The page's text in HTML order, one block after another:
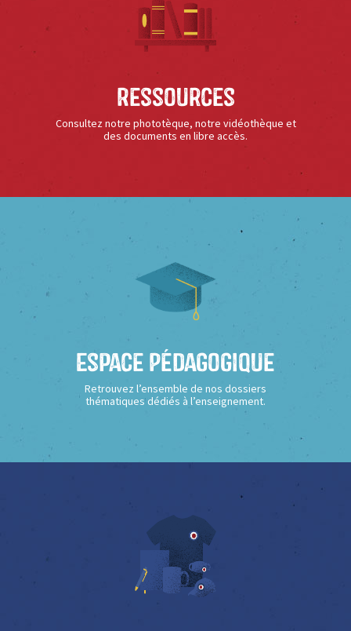
Ressources
Consultez notre phototèque, notre vidéothèque et
des documents en libre accès.
Espace Pédagogique
Retrouvez l’ensemble de nos dossiers
thématiques dédiés à l’enseignement.